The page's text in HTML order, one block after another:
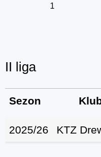
1
II liga
Sezon
2025/26 KTZ